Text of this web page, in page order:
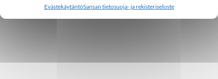
EvästekäytäntöSansan tietosuoja- ja rekisteriseloste